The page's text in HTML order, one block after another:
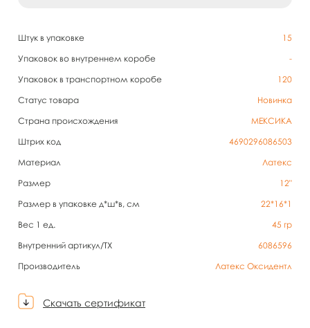
Штук в упаковке
15
Упаковок во внутреннем коробе
-
Упаковок в транспортном коробе
120
Статус товара
Новинка
Страна происхождения
МЕКСИКА
Штрих код
4690296086503
Материал
Латекс
Размер
12"
Размер в упаковке д*ш*в, см
22*16*1
Вес 1 ед.
45 гр
Внутренний артикул/TX
6086596
Производитель
Латекс Оксидентл
Скачать сертификат